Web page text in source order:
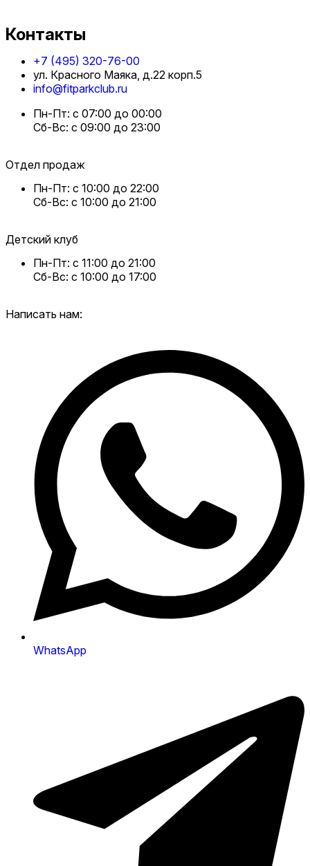
Контакты
+7 (495) 320-76-00
ул. Красного Маяка, д.22 корп.5
info@fitparkclub.ru
Пн-Пт: с 07:00 до 00:00
Сб-Вс: с 09:00 до 23:00
Отдел продаж
Пн-Пт: с 10:00 до 22:00
Сб-Вс: с 10:00 до 21:00
Детский клуб
Пн-Пт: с 11:00 до 21:00
Сб-Вс: с 10:00 до 17:00
Написать нам:
WhatsApp